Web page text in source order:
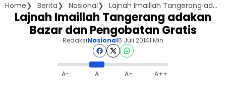
Home Berita Nasional Lajnah Imaillah Tangerang adakan Bazar dan Pengobatan Gratis
Lajnah Imaillah Tangerang adakan
Bazar dan Pengobatan Gratis
RedaksiNasional6 Juli 20141 Min
A- A A+ A++